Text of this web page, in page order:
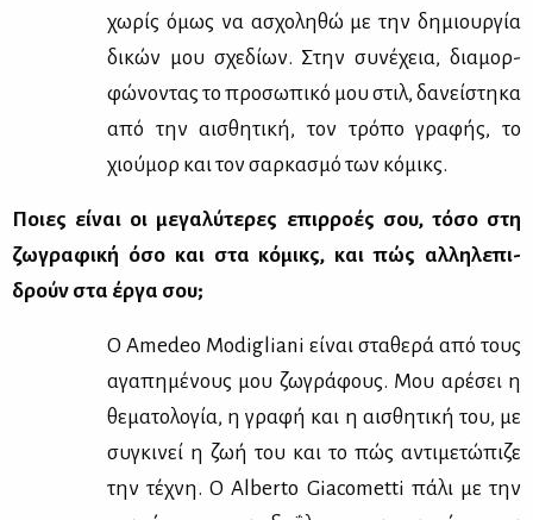
χω­ρίς όμως να ασχο­λη­θώ με την δη­μιουρ­γία
δι­κών μου σχε­δί­ων. Στην συ­νέ­χεια, δια­μορ­
φώ­νο­ντας το προ­σω­πι­κό μου στιλ, δα­νεί­στη­κα
από την αι­σθη­τι­κή, τον τρό­πο γρα­φής, το
χιού­μορ και τον σαρ­κα­σμό των κό­μικς.
Ποιες εί­ναι οι με­γα­λύ­τε­ρες επιρ­ρο­ές σου, τό­σο στη
ζω­γρα­φι­κή όσο και στα κό­μικς, και πώς αλ­λη­λε­πι­
δρούν στα έρ­γα σου;
Ο Amedeo Modigliani εί­ναι στα­θε­ρά από τους
αγα­πη­μέ­νους μου ζω­γρά­φους. Μου αρέ­σει η
θε­μα­το­λο­γία, η γρα­φή και η αι­σθη­τι­κή του, με
συ­γκι­νεί η ζωή του και το πώς αντι­με­τώ­πι­ζε
την τέ­χνη. Ο Alberto Giacometti πά­λι με την